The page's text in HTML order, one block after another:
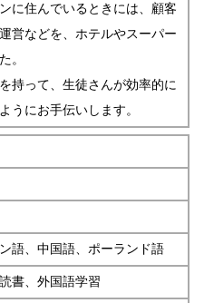
に住んでいるときには、顧客
営などを、ホテルやスーパー
。
持って、生徒さんが効率的に
うにお手伝いします。
語、中国語、ポーランド語
書、外国語学習